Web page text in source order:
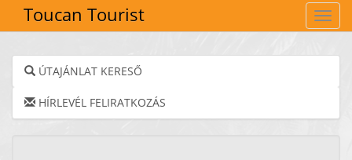
Toucan Tourist
ÚTAJÁNLAT KERESŐ
HÍRLEVÉL FELIRATKOZÁS